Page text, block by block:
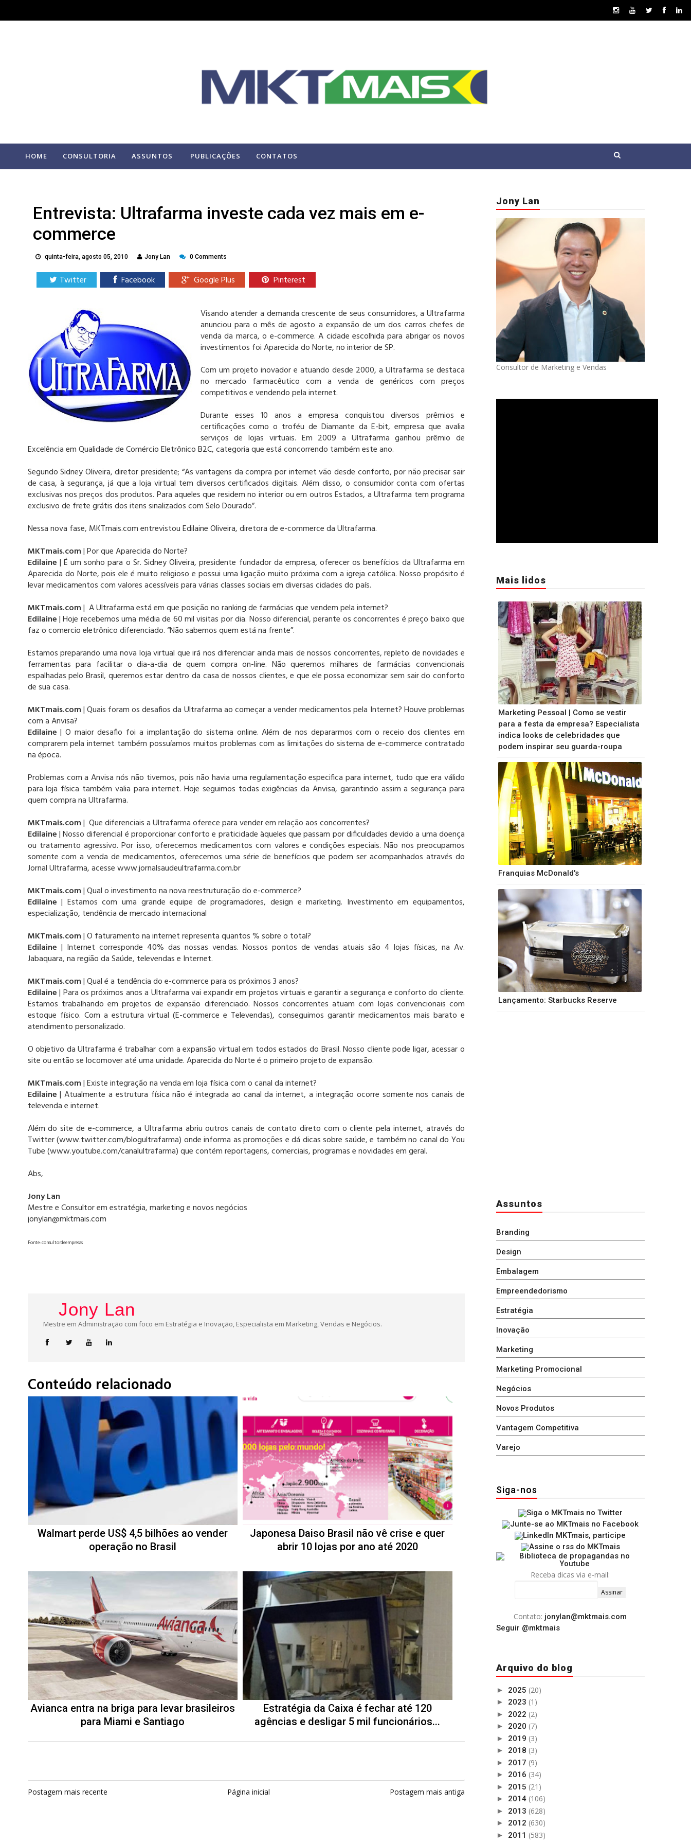
HOME CONSULTORIA ASSUNTOS PUBLICAÇÕES CONTATOS
Entrevista: Ultrafarma investe cada vez mais em e-
commerce
quinta-feira, agosto 05, 2010 Jony Lan 0 Comments
Twitter Facebook Google Plus Pinterest
Visando atender a demanda crescente de seus consumidores, a Ultrafarma
anunciou para o mês de agosto a expansão de um dos carros chefes de
venda da marca, o e-commerce. A cidade escolhida para abrigar os novos
investimentos foi Aparecida do Norte, no interior de SP.
Com um projeto inovador e atuando desde 2000, a Ultrafarma se destaca
no mercado farmacêutico com a venda de genéricos com preços
competitivos e vendendo pela internet.
Durante esses 10 anos a empresa conquistou diversos prêmios e
certificações como o troféu de Diamante da E-bit, empresa que avalia
serviços de lojas virtuais. Em 2009 a Ultrafarma ganhou prêmio de
Excelência em Qualidade de Comércio Eletrônico B2C, categoria que está concorrendo também este ano.
Segundo Sidney Oliveira, diretor presidente; “As vantagens da compra por internet vão desde conforto, por não precisar sair
de casa, à segurança, já que a loja virtual tem diversos certificados digitais. Além disso, o consumidor conta com ofertas
exclusivas nos preços dos produtos. Para aqueles que residem no interior ou em outros Estados, a Ultrafarma tem programa
exclusivo de frete grátis dos itens sinalizados com Selo Dourado”.
Nessa nova fase, MKTmais.com entrevistou Edilaine Oliveira, diretora de e-commerce da Ultrafarma.
MKTmais.com| Por que Aparecida do Norte?
Edilaine | É um sonho para o Sr. Sidney Oliveira, presidente fundador da empresa, oferecer os benefícios da Ultrafarma em
Aparecida do Norte, pois ele é muito religioso e possui uma ligação muito próxima com a igreja católica. Nosso propósito é
levar medicamentos com valores acessíveis para várias classes sociais em diversas cidades do país.
MKTmais.com| A Ultrafarma está em que posição no ranking de farmácias que vendem pela internet?
Edilaine| Hoje recebemos uma média de 60 mil visitas por dia. Nosso diferencial, perante os concorrentes é preço baixo que
faz o comercio eletrônico diferenciado. “Não sabemos quem está na frente”.
Estamos preparando uma nova loja virtual que irá nos diferenciar ainda mais de nossos concorrentes, repleto de novidades e
ferramentas para facilitar o dia-a-dia de quem compra on-line. Não queremos milhares de farmácias convencionais
espalhadas pelo Brasil, queremos estar dentro da casa de nossos clientes, e que ele possa economizar sem sair do conforto
de sua casa.
MKTmais.com| Quais foram os desafios da Ultrafarma ao começar a vender medicamentos pela Internet? Houve problemas
com a Anvisa?
Edilaine | O maior desafio foi a implantação do sistema online. Além de nos depararmos com o receio dos clientes em
comprarem pela internet também possuíamos muitos problemas com as limitações do sistema de e-commerce contratado
na época.
Problemas com a Anvisa nós não tivemos, pois não havia uma regulamentação especifica para internet, tudo que era válido
para loja física também valia para internet. Hoje seguimos todas exigências da Anvisa, garantindo assim a segurança para
quem compra na Ultrafarma.
MKTmais.com| Que diferenciais a Ultrafarma oferece para vender em relação aos concorrentes?
Edilaine| Nosso diferencial é proporcionar conforto e praticidade àqueles que passam por dificuldades devido a uma doença
ou tratamento agressivo. Por isso, oferecemos medicamentos com valores e condições especiais. Não nos preocupamos
somente com a venda de medicamentos, oferecemos uma série de benefícios que podem ser acompanhados através do
Jornal Ultrafarma, acesse www.jornalsaudeultrafarma.com.br
MKTmais.com| Qual o investimento na nova reestruturação do e-commerce?
Edilaine | Estamos com uma grande equipe de programadores, design e marketing. Investimento em equipamentos,
especialização, tendência de mercado internacional
MKTmais.com| O faturamento na internet representa quantos % sobre o total?
Edilaine | Internet corresponde 40% das nossas vendas. Nossos pontos de vendas atuais são 4 lojas físicas, na Av.
Jabaquara, na região da Saúde, televendas e Internet.
MKTmais.com| Qual é a tendência do e-commerce para os próximos 3 anos?
Edilaine| Para os próximos anos a Ultrafarma vai expandir em projetos virtuais e garantir a segurança e conforto do cliente.
Estamos trabalhando em projetos de expansão diferenciado. Nossos concorrentes atuam com lojas convencionais com
estoque físico. Com a estrutura virtual (E-commerce e Televendas), conseguimos garantir medicamentos mais barato e
atendimento personalizado.
O objetivo da Ultrafarma é trabalhar com a expansão virtual em todos estados do Brasil. Nosso cliente pode ligar, acessar o
site ou então se locomover até uma unidade. Aparecida do Norte é o primeiro projeto de expansão.
MKTmais.com| Existe integração na venda em loja física com o canal da internet?
Edilaine | Atualmente a estrutura física não é integrada ao canal da internet, a integração ocorre somente nos canais de
televenda e internet.
Além do site de e-commerce, a Ultrafarma abriu outros canais de contato direto com o cliente pela internet, através do
Twitter (www.twitter.com/blogultrafarma) onde informa as promoções e dá dicas sobre saúde, e também no canal do You
Tube (www.youtube.com/canalultrafarma) que contém reportagens, comerciais, programas e novidades em geral.
Abs,
Jony Lan
Mestre e Consultor em estratégia, marketing e novos negócios
jonylan@mktmais.com
Fonte: consultordeempresas
Jony Lan
Mestre em Administração com foco em Estratégia e Inovação, Especialista em Marketing, Vendas e Negócios.
Conteúdo relacionado
Walmart perde US$ 4,5 bilhões ao vender
operação no Brasil
Japonesa Daiso Brasil não vê crise e quer
abrir 10 lojas por ano até 2020
Avianca entra na briga para levar brasileiros
para Miami e Santiago
Estratégia da Caixa é fechar até 120
agências e desligar 5 mil funcionários...
Postagem mais recente Página inicial Postagem mais antiga
Jony Lan
Consultor de Marketing e Vendas
Mais lidos
Marketing Pessoal | Como se vestir
para a festa da empresa? Especialista
indica looks de celebridades que
podem inspirar seu guarda-roupa
Franquias McDonald's
Lançamento: Starbucks Reserve
Assuntos
Branding
Design
Embalagem
Empreendedorismo
Estratégia
Inovação
Marketing
Marketing Promocional
Negócios
Novos Produtos
Vantagem Competitiva
Varejo
Siga-nos
Receba dicas via e-mail:
Contato: jonylan@mktmais.com
Seguir @mktmais
Arquivo do blog
► 2025 (20)
► 2023 (1)
► 2022 (2)
► 2020 (7)
► 2019 (3)
► 2018 (3)
► 2017 (9)
► 2016 (34)
► 2015 (21)
► 2014 (106)
► 2013 (628)
► 2012 (630)
► 2011 (583)